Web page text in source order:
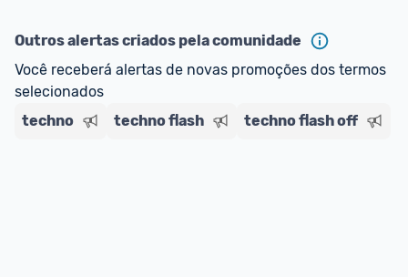
E lembre-se: você sempre pode contar ajuda da
comunidade para tirar dúvidas ou acionar os
nossos Admins marcando
comentário ou através do Fale com o Promobit.
Outros alertas criados pela comunidade
Você receberá alertas de novas promoções dos termos
selecionados
techno
techno flash techno flash off